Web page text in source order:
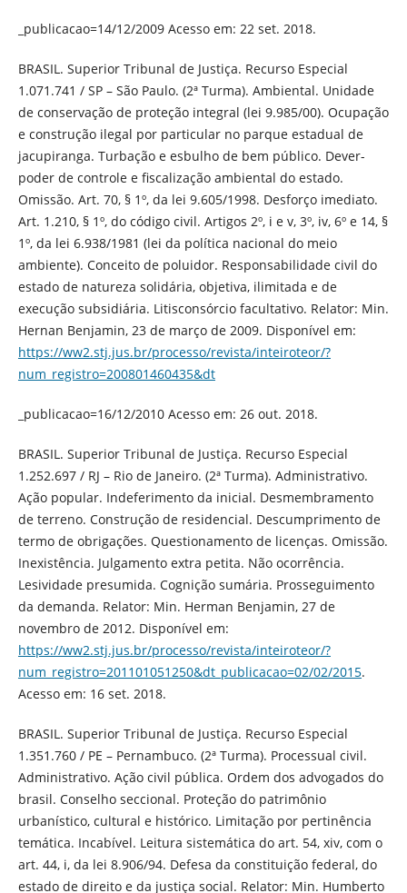
_publicacao=14/12/2009 Acesso em: 22 set. 2018.
BRASIL. Superior Tribunal de Justiça. Recurso Especial
1.071.741 / SP – São Paulo. (2ª Turma). Ambiental. Unidade
de conservação de proteção integral (lei 9.985/00). Ocupação
e construção ilegal por particular no parque estadual de
jacupiranga. Turbação e esbulho de bem público. Dever-
poder de controle e fiscalização ambiental do estado.
Omissão. Art. 70, § 1º, da lei 9.605/1998. Desforço imediato.
Art. 1.210, § 1º, do código civil. Artigos 2º, i e v, 3º, iv, 6º e 14, §
1º, da lei 6.938/1981 (lei da política nacional do meio
ambiente). Conceito de poluidor. Responsabilidade civil do
estado de natureza solidária, objetiva, ilimitada e de
execução subsidiária. Litisconsórcio facultativo. Relator: Min.
Hernan Benjamin, 23 de março de 2009. Disponível em:
https://ww2.stj.jus.br/processo/revista/inteiroteor/?
num_registro=200801460435&dt
_publicacao=16/12/2010 Acesso em: 26 out. 2018.
BRASIL. Superior Tribunal de Justiça. Recurso Especial
1.252.697 / RJ – Rio de Janeiro. (2ª Turma). Administrativo.
Ação popular. Indeferimento da inicial. Desmembramento
de terreno. Construção de residencial. Descumprimento de
termo de obrigações. Questionamento de licenças. Omissão.
Inexistência. Julgamento extra petita. Não ocorrência.
Lesividade presumida. Cognição sumária. Prosseguimento
da demanda. Relator: Min. Herman Benjamin, 27 de
novembro de 2012. Disponível em:
https://ww2.stj.jus.br/processo/revista/inteiroteor/?
num_registro=201101051250&dt_publicacao=02/02/2015.
Acesso em: 16 set. 2018.
BRASIL. Superior Tribunal de Justiça. Recurso Especial
1.351.760 / PE – Pernambuco. (2ª Turma). Processual civil.
Administrativo. Ação civil pública. Ordem dos advogados do
brasil. Conselho seccional. Proteção do patrimônio
urbanístico, cultural e histórico. Limitação por pertinência
temática. Incabível. Leitura sistemática do art. 54, xiv, com o
art. 44, i, da lei 8.906/94. Defesa da constituição federal, do
estado de direito e da justiça social. Relator: Min. Humberto